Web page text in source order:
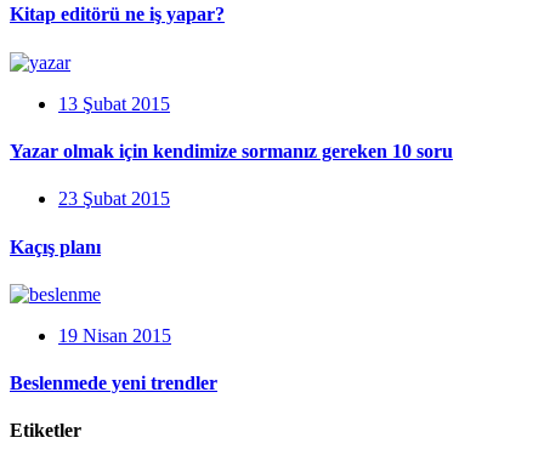
Kitap editörü ne iş yapar?
13 Şubat 2015
Yazar olmak için kendimize sormanız gereken 10 soru
23 Şubat 2015
Kaçış planı
19 Nisan 2015
Beslenmede yeni trendler
Etiketler